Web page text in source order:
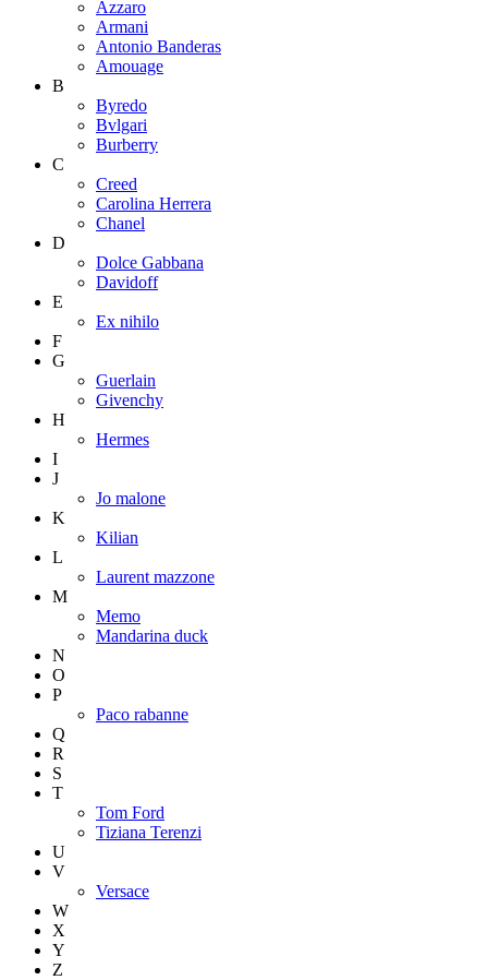
Azzaro
Armani
Antonio Banderas
Amouage
B
Byredo
Bvlgari
Burberry
C
Creed
Carolina Herrera
Chanel
D
Dolce Gabbana
Davidoff
E
Ex nihilo
F
G
Guerlain
Givenchy
H
Hermes
I
J
Jo malone
K
Kilian
L
Laurent mazzone
M
Memo
Mandarina duck
N
O
P
Paco rabanne
Q
R
S
T
Tom Ford
Tiziana Terenzi
U
V
Versace
W
X
Y
Z